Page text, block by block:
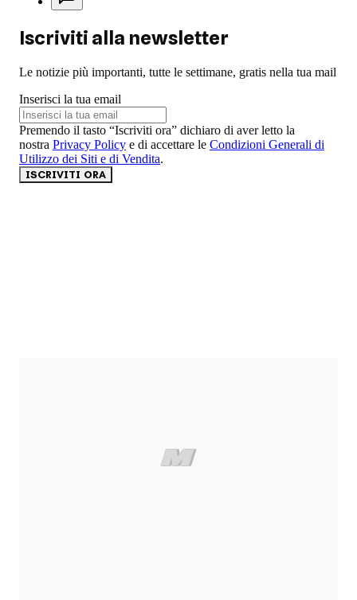
Iscriviti alla newsletter
Le notizie più importanti, tutte le settimane, gratis nella tua mail
Inserisci la tua email
Premendo il tasto “Iscriviti ora” dichiaro di aver letto la
nostra Privacy Policy e di accettare le Condizioni Generali di
Utilizzo dei Siti e di Vendita.
ISCRIVITI ORA